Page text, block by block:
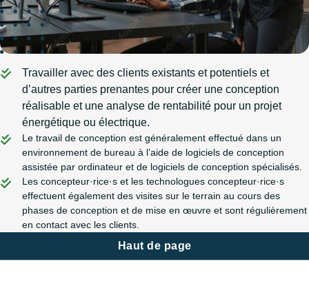
Travailler avec des clients existants et potentiels et
d’autres parties prenantes pour créer une conception
réalisable et une analyse de rentabilité pour un projet
énergétique ou électrique.
Le travail de conception est généralement effectué dans un
environnement de bureau à l’aide de logiciels de conception
assistée par ordinateur et de logiciels de conception spécialisés.
Les concepteur·rice·s et les technologues concepteur·rice·s
effectuent également des visites sur le terrain au cours des
phases de conception et de mise en œuvre et sont régulièrement
en contact avec les clients.
Haut de page